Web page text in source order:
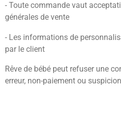
- Toute commande vaut
générales de vente
- Les informations de
par le client
Rêve de bébé peut refuser une
erreur, non-paiement ou